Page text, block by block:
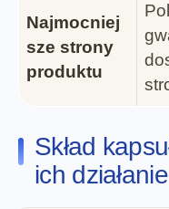
Najmocniej
sze strony
produktu
Skład
ich działanie